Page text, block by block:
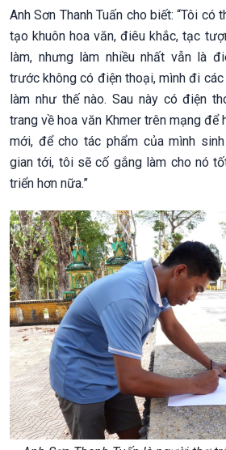
Anh Sơn Thanh Tuấn cho biết: “Tôi có
tạo khuôn hoa văn, điêu khắc, tạc
làm, nhưng làm nhiều nhất vẫn là
trước không có điện thoại, mình đi
làm như thế nào. Sau này có điện
trang về hoa văn Khmer trên mạng để
mới, để cho tác phẩm của mình
gian tới, tôi sẽ cố gắng làm cho nó
triển hơn nữa.”